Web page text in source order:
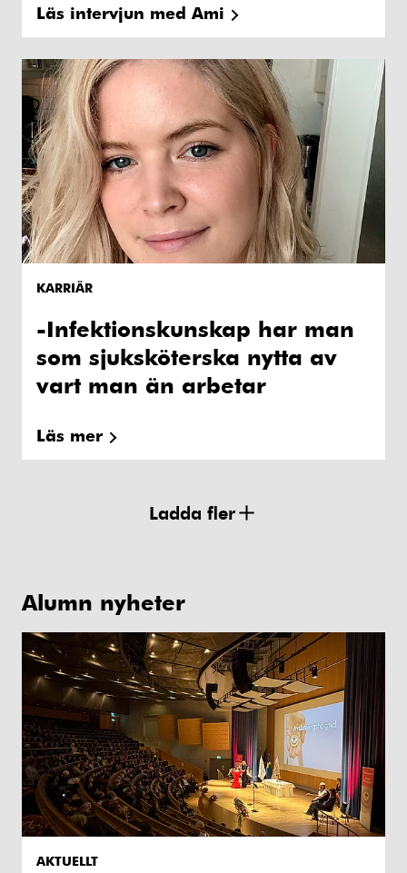
Läs intervjun med Ami
KARRIÄR
-Infektionskunskap har man
som sjuksköterska nytta av
vart man än arbetar
Läs mer
Ladda fler
Alumn nyheter
AKTUELLT